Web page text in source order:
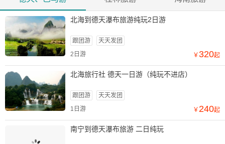
北海到德天瀑布旅游纯玩2日游
跟团游
天天发团
2日游
￥320起
北海旅行社 德天一日游（纯玩不进店）
跟团游
天天发团
1日游
￥ 240起
南宁到德天瀑布旅游 二日纯玩